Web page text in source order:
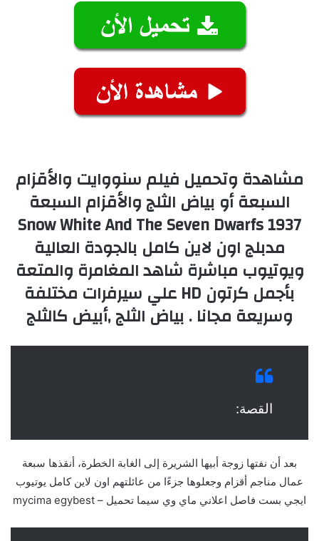
مشاهدة وتحميل فيلم سنووايت والأقزام
السبعة أو بياض الثلج والأقزام السبعة
Snow White And The Seven Dwarfs 1937
مدبلج اون لاين كامل بالجودة العالية
ويوتيوب مباشرة شاهد المغامرة والمتعة
بأجمل كرتون HD علي سيرفرات مختلفة
وسريعة مجانا . بياض الثلج ,أبيض كالثلج
القصة:
بعد أن نفتها زوجة أبيها الشريرة إلى الغابة الخطرة، أنقذها سبعة
عمال مناجم أقزام وجعلوها جزءًا من عائلتهم اون لاين كامل يوتيوب
ايجي بست فاصل اعلاني ماي وي سيما تحميل – mycima egybest